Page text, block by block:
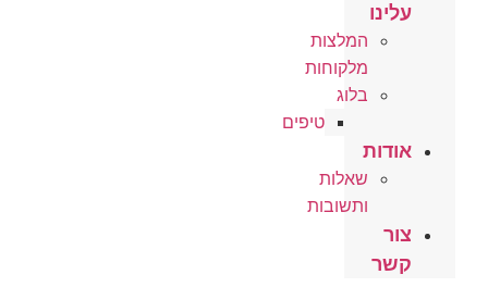
עלינו
המלצות
מלקוחות
בלוג
טיפים
אודות
שאלות
ותשובות
צור
קשר